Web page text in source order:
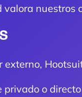
nuestros
privado o